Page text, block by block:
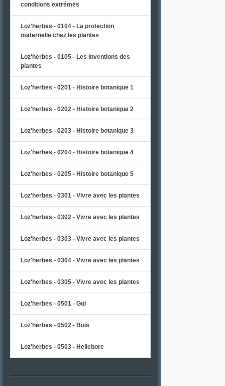
conditions extrémes
Loz'herbes - 0104 - La protection
maternelle chez les plantes
Loz'herbes - 0105 - Les inventions des
plantes
Loz'herbes - 0201 - Histoire botanique 1
Loz'herbes - 0202 - Histoire botanique 2
Loz'herbes - 0203 - Histoire botanique 3
Loz'herbes - 0204 - Histoire botanique 4
Loz'herbes - 0205 - Histoire botanique 5
Loz'herbes - 0301 - Vivre avec les plantes
Loz'herbes - 0302 - Vivre avec les plantes
Loz'herbes - 0303 - Vivre avec les plantes
Loz'herbes - 0304 - Vivre avec les plantes
Loz'herbes - 0305 - Vivre avec les plantes
Loz'herbes - 0501 - Gui
Loz'herbes - 0502 - Buis
Loz'herbes - 0503 - Hellebore